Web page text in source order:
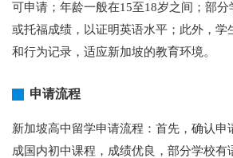
可申请；年龄一般在15至18岁之间；部
或托福成绩，以证明英语水平；此外，学
和行为记录，适应新加坡的教育环境。
申请流程
新加坡高中留学申请流程：首先，确认申
成国内初中课程，成绩优良，部分学校有